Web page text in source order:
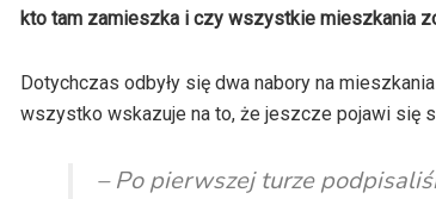
kto tam zamieszka i czy wszystkie mieszkania
Dotychczas odbyły się dwa nabory na
wszystko wskazuje na to, że jeszcze pojawi się
– Po pierwszej turze